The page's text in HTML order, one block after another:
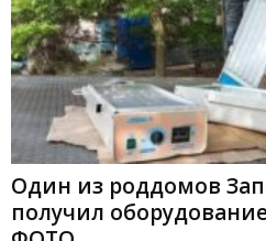
Один из роддомов
получил